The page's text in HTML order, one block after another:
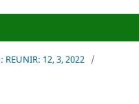
REUNIR: 12, 3, 2022 /